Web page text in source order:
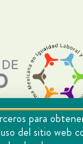
para
del sitio web